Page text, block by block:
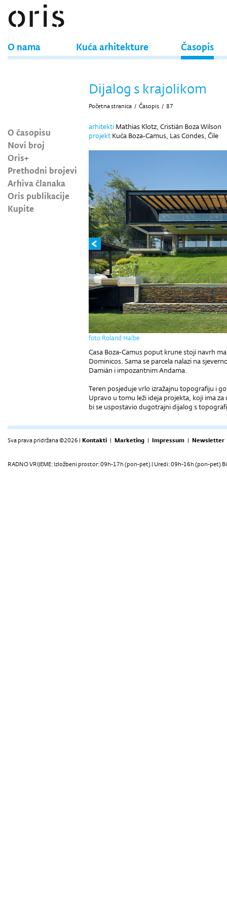
O nama Kuća arhitekture Časopis
O časopisu
Novi broj
Oris+
Prethodni brojevi
Arhiva članaka
Oris publikacije
Kupite
Dijalog s krajolikom
Početna stranica / Časopis / 87
arhitekti Mathias Klotz, Cristián Boza Wilson
projekt Kuća Boza-Camus, Las Condes, Čile
foto Roland Halbe
Casa Boza-Camus poput krune stoji navrh
Dominicos. Sama se parcela nalazi na
Damián i impozantnim Andama.
Teren posjeduje vrlo izražajnu topografiju i
Upravo u tomu leži ideja projekta, koji ima
bi se uspostavio dugotrajni dijalog s
Sva prava pridržana ©2026 | Kontakti | Marketing | Impressum | Newsletter
RADNO VRIJEME: Izložbeni prostor: 09h-17h (pon-pet) | Uredi: 09h-16h (pon-pet)